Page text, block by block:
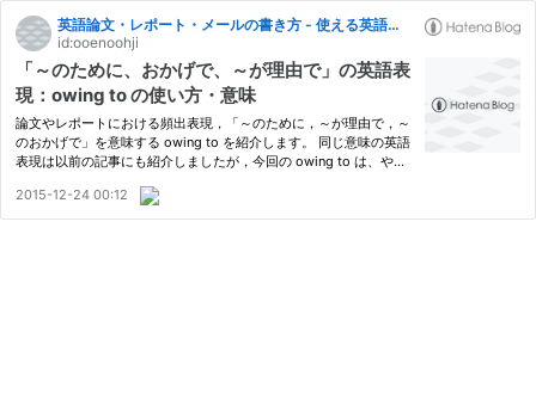
英語論文・レポート・メールの書き方 - 使える英語表現・フレーズ集 -
id:ooenoohji
「～のために、おかげで、～が理由で」の英語表
現：owing to の使い方・意味
論文やレポートにおける頻出表現，「～のために，～が理由で，～
のおかげで」を意味する owing to を紹介します。 同じ意味の英語
表現は以前の記事にも紹介しましたが，今回の owing to は、やや
文を用いて使い方を紹介していきます。
2015-12-24 00:12